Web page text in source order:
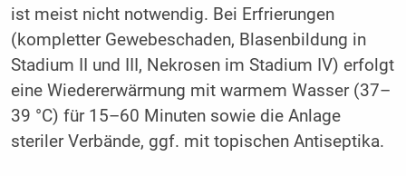
ist meist nicht notwendig. Bei Erfrierungen
(kompletter Gewebeschaden, Blasenbildung in
Stadium II und III, Nekrosen im Stadium IV) erfolgt
eine Wiedererwärmung mit warmem Wasser (37–
39 °C) für 15–60 Minuten sowie die Anlage
steriler Verbände, ggf. mit topischen Antiseptika.